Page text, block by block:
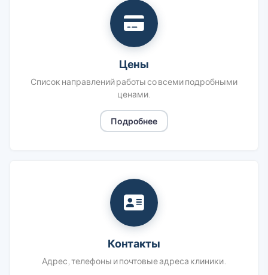
Цены
Список направлений работы со всеми подробными
ценами.
Подробнее
Контакты
Адрес, телефоны и почтовые адреса клиники.